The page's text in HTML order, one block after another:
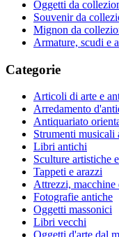
Oggetti da
Souvenir da
Mignon da
Armature, scudi e
Categorie
Articoli di arte e
Arredamento
Antiquariato
Strumenti musicali
Libri antichi
Sculture artistiche
Tappeti e arazzi
Attrezzi, macchine
Fotografie antiche
Oggetti massonici
Libri vecchi